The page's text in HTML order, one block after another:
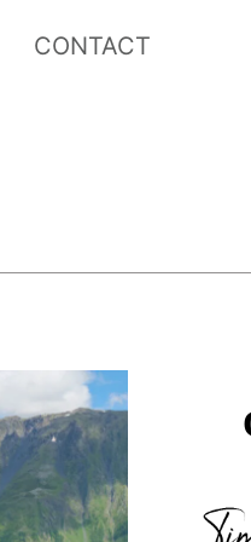
CONTACT